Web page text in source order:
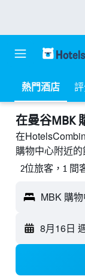
熱門酒店
在曼谷MBK
在
購物中心附近
2位旅客，1 間
MBK 購
8月16日